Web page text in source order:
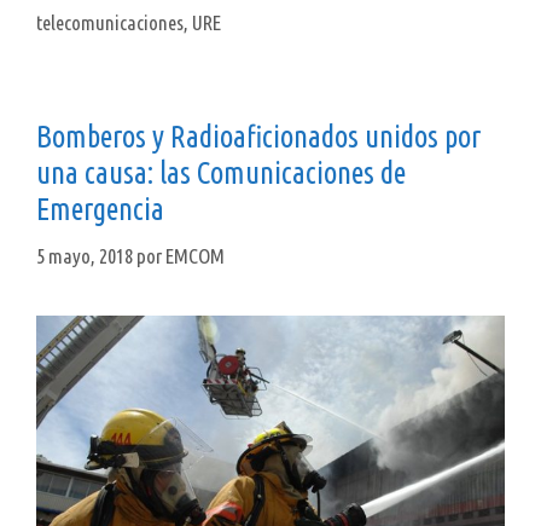
telecomunicaciones, URE
Bomberos y Radioaficionados unidos por
una causa: las Comunicaciones de
Emergencia
5 mayo, 2018 por EMCOM